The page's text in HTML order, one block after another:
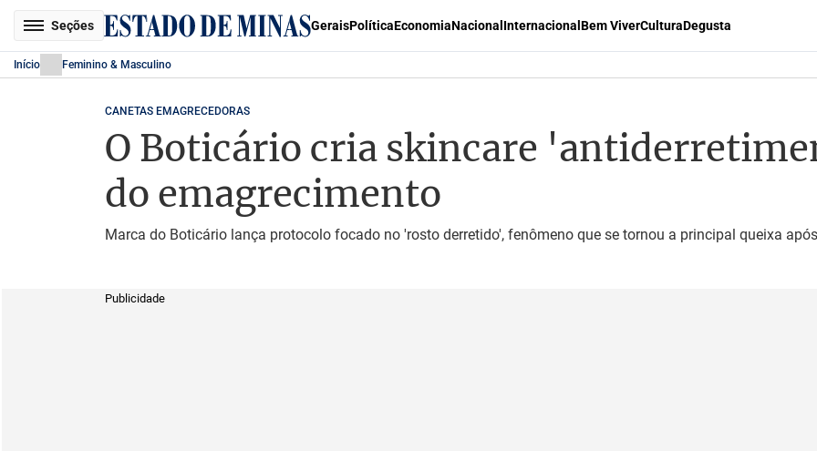
Seções GeraisPolíticaEconomiaNacional Internacional Bem ViverCulturaDegusta
Início Feminino & Masculino
CANETAS EMAGRECEDORAS
O Boticário cria skincare
do emagrecimento
Marca do Boticário lança protocolo focado no 'rosto derretido', fenômeno que se tornou a principal queixa
Publicidade